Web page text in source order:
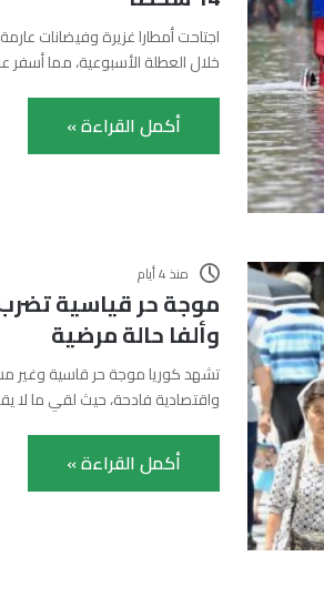
اجتاحت أمطارا غزيرة وفيضانات
خلال العطلة الأسبوعية، مما أسفر عن مقتل
أكمل القراءة »
منذ 4 أيام
وألفا حالة مرضية
تشهد كوريا موجة حر قاسية وغير
واقتصادية فادحة، حيث لقي ما لا يقل
أكمل القراءة »